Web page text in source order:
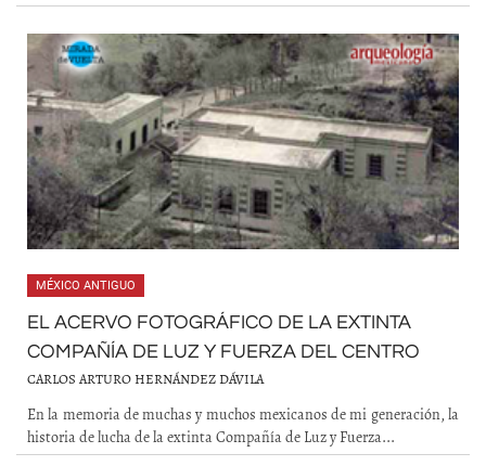
MÉXICO ANTIGUO
EL ACERVO FOTOGRÁFICO DE LA EXTINTA
COMPAÑÍA DE LUZ Y FUERZA DEL CENTRO
CARLOS ARTURO HERNÁNDEZ DÁVILA
En la memoria de muchas y muchos mexicanos de mi generación, la
historia de lucha de la extinta Compañía de Luz y Fuerza...